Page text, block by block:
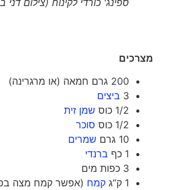
מצרכים
200 גרם חמאה (או מרגרינה)
3 ביצים
1/2 כוס
שמן זית
1/2 כוס
סוכר
10 גרם
שמרים
1 כף
ברנדי
3 כפות מים
1 ק”ג
קמח (אפשר קמח מצה